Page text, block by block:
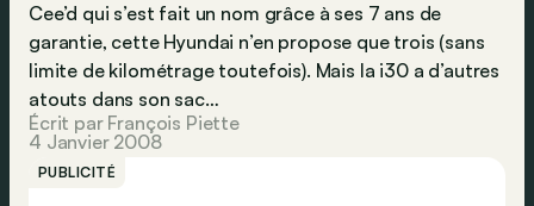
Cee’d qui s’est fait un nom grâce à ses 7 ans de
garantie, cette Hyundai n’en propose que trois (sans
limite de kilométrage toutefois). Mais la i30 a d’autres
atouts dans son sac…
Écrit par François Piette
4 Janvier 2008
PUBLICITÉ